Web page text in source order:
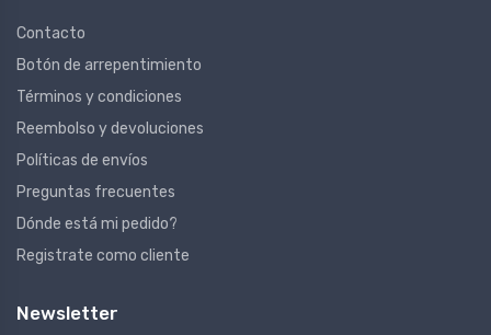
Contacto
Botón de arrepentimiento
Términos y condiciones
Reembolso y devoluciones
Políticas de envíos
Preguntas frecuentes
Dónde está mi pedido?
Registrate como cliente
Newsletter